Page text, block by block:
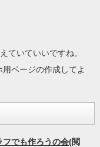
ていていいですね。
ページの作成してよ
フでも作ろうの会(閲